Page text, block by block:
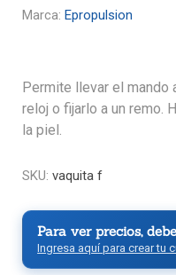
Marca: Epropulsion
Permite llevar el mando
reloj o fijarlo a un remo.
la piel.
SKU: vaquita f
Para ver precios,
Ingresa aquí para crear tu